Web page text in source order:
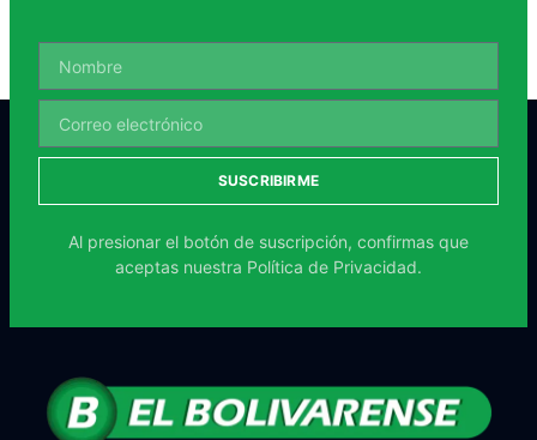
SUSCRIBIRME
Al presionar el botón de suscripción, confirmas que
aceptas nuestra Política de Privacidad.